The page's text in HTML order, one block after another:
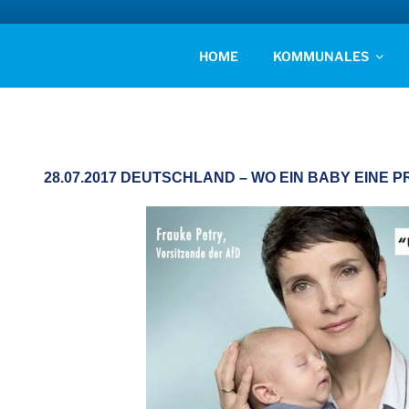
AFD
Unsere Politik für Deutschland!
HOME KOMMUNALES
28.07.2017 DEUTSCHLAND – WO EIN BABY EINE